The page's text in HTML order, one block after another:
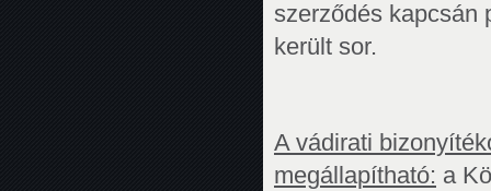
szerződés kapcsán
került sor.
A vádirati
megállapítható: a